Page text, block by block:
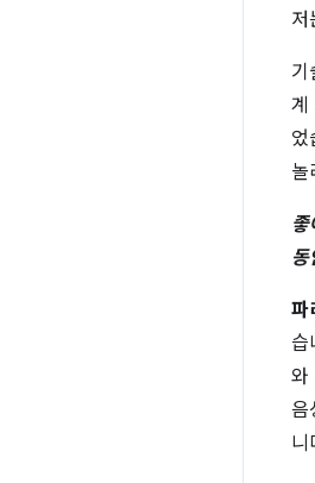
저
기
계
었
놀
파
습
와
음
니